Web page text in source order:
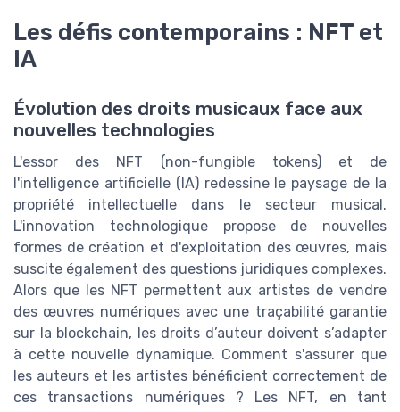
Les défis contemporains : NFT et
IA
Évolution des droits musicaux face aux
nouvelles technologies
L'essor des NFT (non-fungible tokens) et de
l'intelligence artificielle (IA) redessine le paysage de la
propriété intellectuelle dans le secteur musical.
L'innovation technologique propose de nouvelles
formes de création et d'exploitation des œuvres, mais
suscite également des questions juridiques complexes.
Alors que les NFT permettent aux artistes de vendre
des œuvres numériques avec une traçabilité garantie
sur la blockchain, les droits d’auteur doivent s’adapter
à cette nouvelle dynamique. Comment s'assurer que
les auteurs et les artistes bénéficient correctement de
ces transactions numériques ? Les NFT, en tant